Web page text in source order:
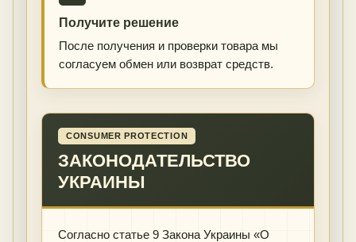
Получите решение
После получения и проверки товара мы
согласуем обмен или возврат средств.
CONSUMER PROTECTION
ЗАКОНОДАТЕЛЬСТВО
УКРАИНЫ
Согласно статье 9 Закона Украины «О